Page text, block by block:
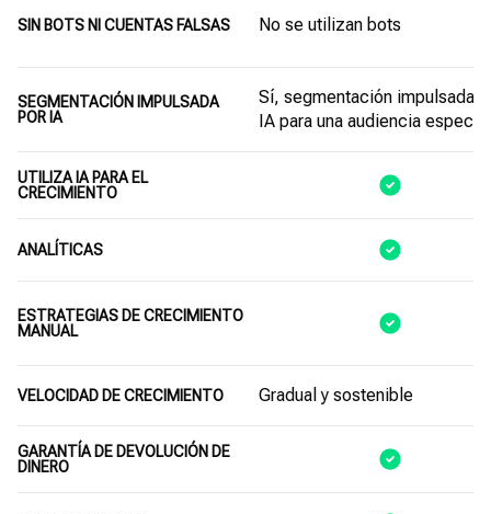
SIN BOTS NI CUENTAS FALSAS No se utilizan bots
SEGMENTACIÓN IMPULSADA
POR IA
Sí, segmentación impulsada
IA para una audiencia
UTILIZA IA PARA EL
CRECIMIENTO
ANALÍTICAS
ESTRATEGIAS DE CRECIMIENTO
MANUAL
VELOCIDAD DE CRECIMIENTO Gradual y sostenible
GARANTÍA DE DEVOLUCIÓN DE
DINERO